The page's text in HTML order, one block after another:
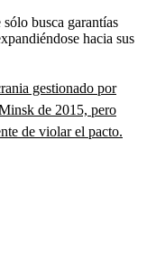
sólo busca garantías
hacia sus
gestionado por
de 2015, pero
de violar el pacto.